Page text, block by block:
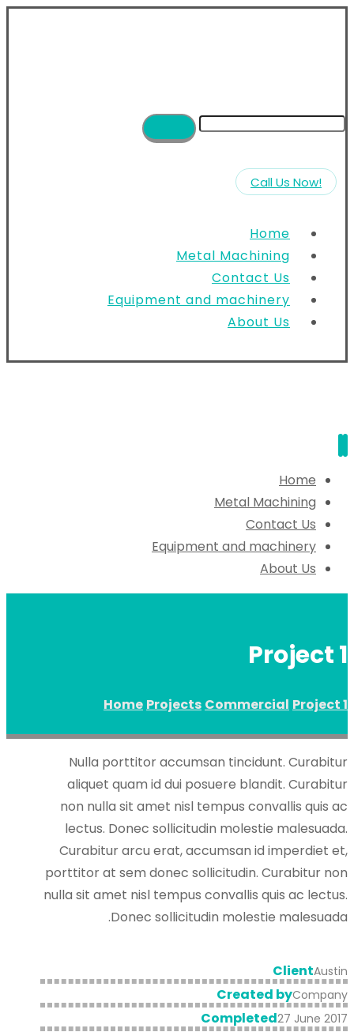
!Call Us Now
Home
Metal Machining
Contact Us
Equipment and machinery
About Us
Home
Metal Machining
Contact Us
Equipment and machinery
About Us
Project 1
Home Projects Commercial Project 1
Nulla porttitor accumsan tincidunt. Curabitur
aliquet quam id dui posuere blandit. Curabitur
non nulla sit amet nisl tempus convallis quis ac
lectus. Donec sollicitudin molestie malesuada.
Curabitur arcu erat, accumsan id imperdiet et,
porttitor at sem donec sollicitudin. Curabitur non
nulla sit amet nisl tempus convallis quis ac lectus.
Donec sollicitudin molestie malesuada.
ClientAustin
Created byCompany
Completed27 June 2017